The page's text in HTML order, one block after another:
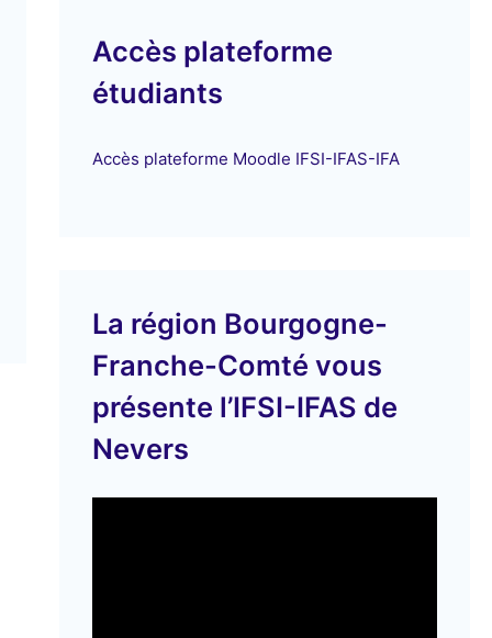
Accès plateforme
étudiants
Accès plateforme Moodle IFSI-IFAS-IFA
La région Bourgogne-
Franche-Comté vous
présente l’IFSI-IFAS de
Nevers